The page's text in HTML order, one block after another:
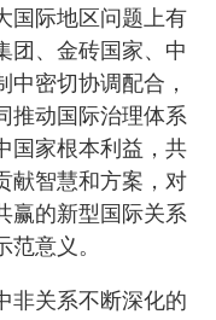
国际地区问题上有
团、金砖国家、中
密切协调配合，
推动国际治理体系
国家根本利益，共
献智慧和方案，对
赢的新型国际关系
意义。
非关系不断深化的